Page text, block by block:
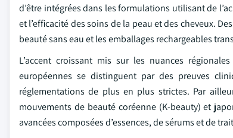
d’être intégrées dans les formulations utilisant de
et l’efficacité des soins de la peau et des cheveux.
beauté sans eau et les emballages rechargeables
L’accent croissant mis sur les nuances
européennes se distinguent par des preuves
réglementations de plus en plus strictes. Par
mouvements de beauté coréenne (K-beauty) et
avancées composées d’essences, de sérums et de